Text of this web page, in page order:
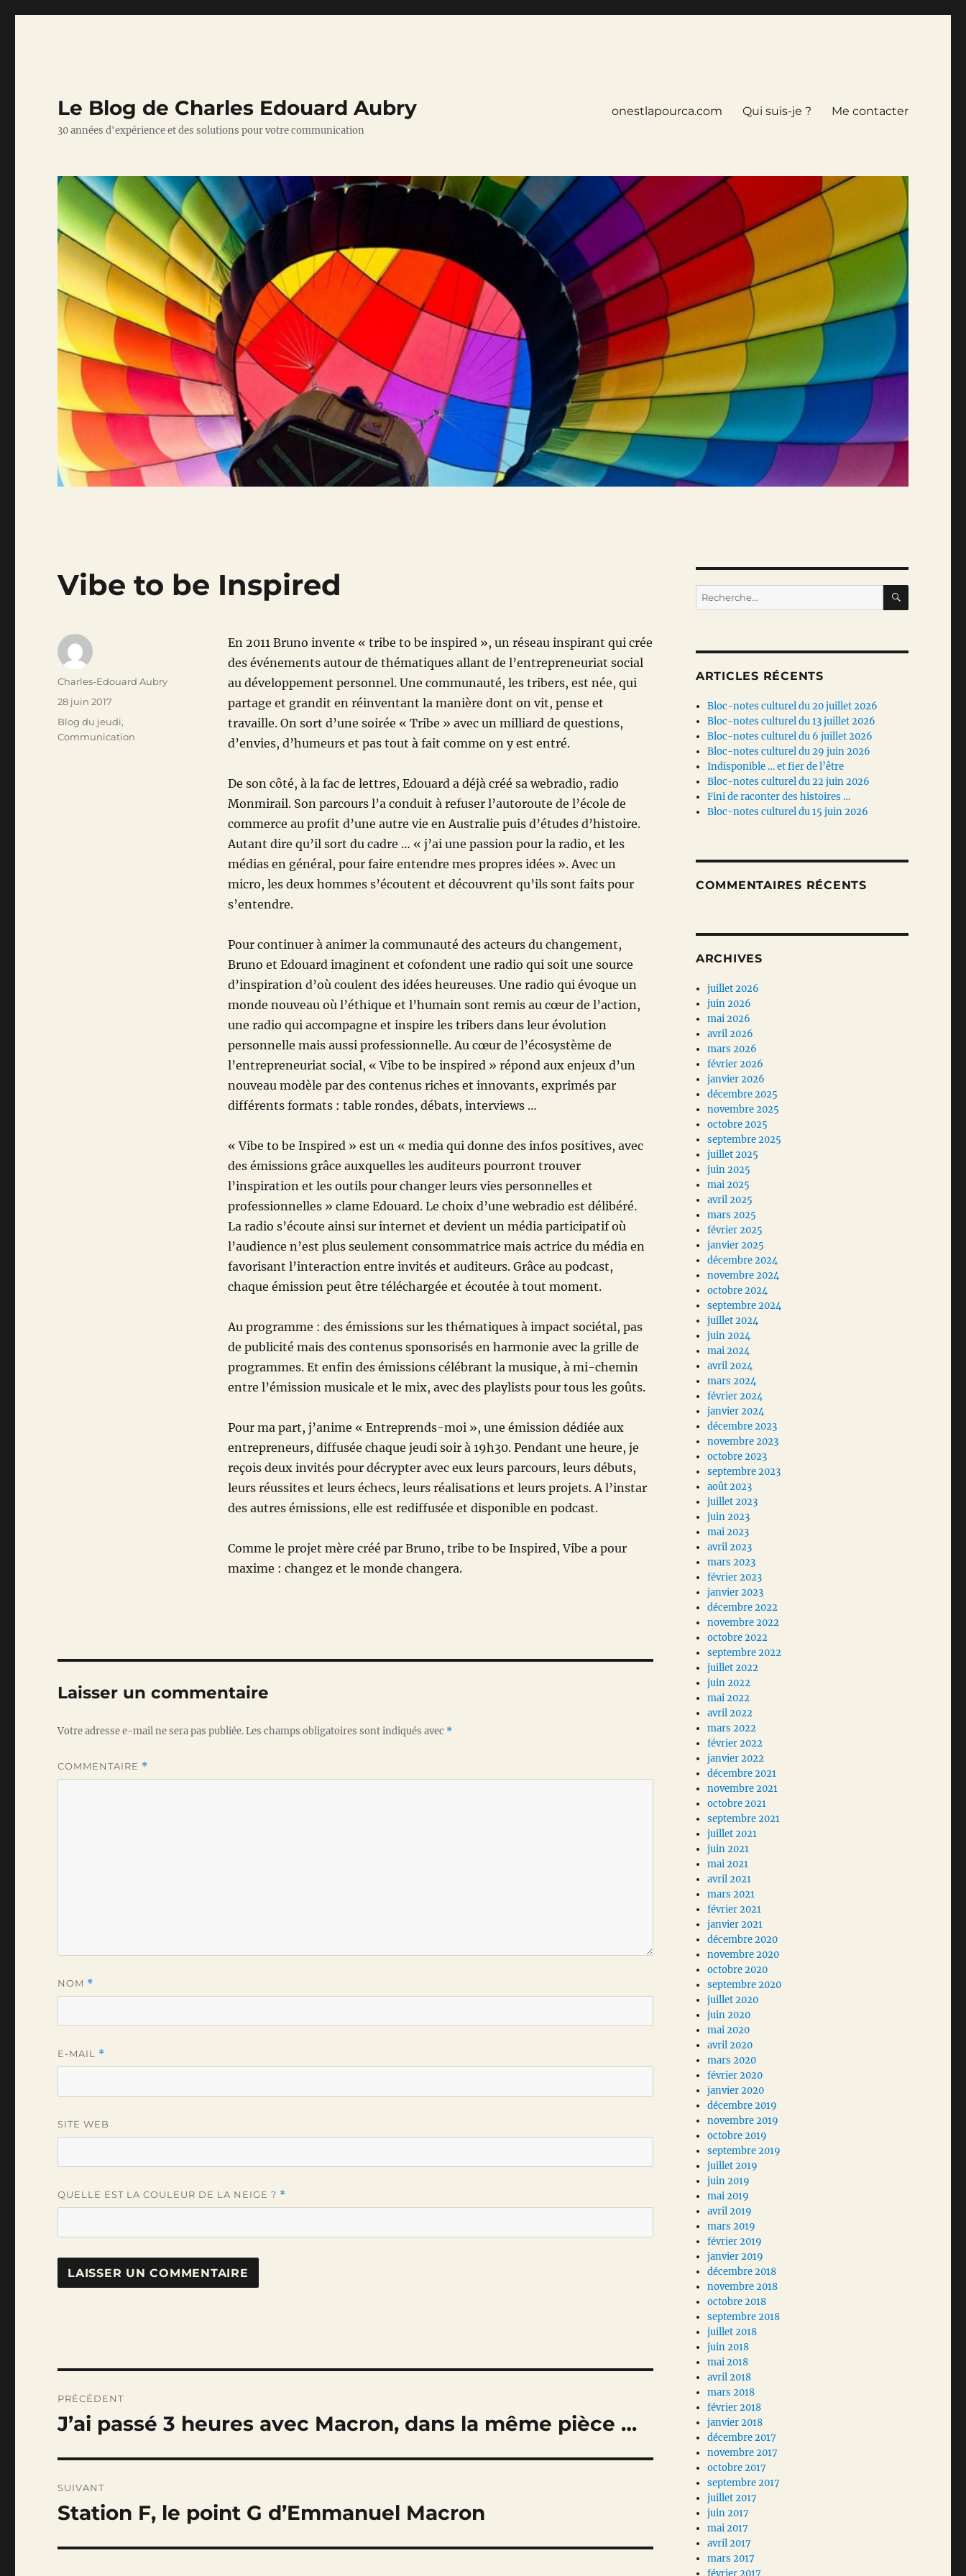
Le Blog de Charles Edouard Aubry
30 années d'expérience et des solutions pour votre communication
onestlapourca.com Qui suis-je ? Me contacter
Vibe to be Inspired
En 2011 Bruno invente « tribe to be inspired », un réseau inspirant qui crée
des événements autour de thématiques allant de l’entrepreneuriat social
au développement personnel. Une communauté, les tribers, est née, qui
partage et grandit en réinventant la manière dont on vit, pense et
travaille. On sort d’une soirée « Tribe » avec un milliard de questions,
d’envies, d’humeurs et pas tout à fait comme on y est entré.
De son côté, à la fac de lettres, Edouard a déjà créé sa webradio, radio
Monmirail. Son parcours l’a conduit à refuser l’autoroute de l’école de
commerce au profit d’une autre vie en Australie puis d’études d’histoire.
Autant dire qu’il sort du cadre … « j’ai une passion pour la radio, et les
médias en général, pour faire entendre mes propres idées ». Avec un
micro, les deux hommes s’écoutent et découvrent qu’ils sont faits pour
s’entendre.
Pour continuer à animer la communauté des acteurs du changement,
Bruno et Edouard imaginent et cofondent une radio qui soit une source
d’inspiration d’où coulent des idées heureuses. Une radio qui évoque un
monde nouveau où l’éthique et l’humain sont remis au cœur de l’action,
une radio qui accompagne et inspire les tribers dans leur évolution
personnelle mais aussi professionnelle. Au cœur de l’écosystème de
l’entrepreneuriat social, « Vibe to be inspired » répond aux enjeux d’un
nouveau modèle par des contenus riches et innovants, exprimés par
différents formats : table rondes, débats, interviews …
« Vibe to be Inspired » est un « media qui donne des infos positives, avec
des émissions grâce auxquelles les auditeurs pourront trouver
l’inspiration et les outils pour changer leurs vies personnelles et
professionnelles » clame Edouard. Le choix d’une webradio est délibéré.
La radio s’écoute ainsi sur internet et devient un média participatif où
l’audience n’est plus seulement consommatrice mais actrice du média en
favorisant l’interaction entre invités et auditeurs. Grâce au podcast,
chaque émission peut être téléchargée et écoutée à tout moment.
Au programme : des émissions sur les thématiques à impact sociétal, pas
de publicité mais des contenus sponsorisés en harmonie avec la grille de
programmes. Et enfin des émissions célébrant la musique, à mi-chemin
entre l’émission musicale et le mix, avec des playlists pour tous les goûts.
Pour ma part, j’anime « Entreprends-moi », une émission dédiée aux
entrepreneurs, diffusée chaque jeudi soir à 19h30. Pendant une heure, je
reçois deux invités pour décrypter avec eux leurs parcours, leurs débuts,
leurs réussites et leurs échecs, leurs réalisations et leurs projets. A l’instar
des autres émissions, elle est rediffusée et disponible en podcast.
Comme le projet mère créé par Bruno, tribe to be Inspired, Vibe a pour
maxime : changez et le monde changera.
Auteur
Charles-Edouard Aubry
Publié
le
28 juin 2017
Catégories
Blog du jeudi,
Communication
Laisser un commentaire
Votre adresse e-mail ne sera pas publiée.Les champs obligatoires sont indiqués avec *
COMMENTAIRE *
NOM *
E-MAIL *
SITE WEB
QUELLE EST LA COULEUR DE LA NEIGE ? *
de
PRÉCÉDENT
Publication
J’ai passé 3 heures avec Macron, dans la même pièce …
SUIVANT
Publication
Station F, le point G d’Emmanuel Macron
Recherche
pour :
ARTICLES RÉCENTS
Bloc-notes culturel du 20 juillet 2026
Bloc-notes culturel du 13 juillet 2026
Bloc-notes culturel du 6 juillet 2026
Bloc-notes culturel du 29 juin 2026
Indisponible … et fier de l’être
Bloc-notes culturel du 22 juin 2026
Fini de raconter des histoires …
Bloc-notes culturel du 15 juin 2026
COMMENTAIRES RÉCENTS
ARCHIVES
juillet 2026
juin 2026
mai 2026
avril 2026
mars 2026
février 2026
janvier 2026
décembre 2025
novembre 2025
octobre 2025
septembre 2025
juillet 2025
juin 2025
mai 2025
avril 2025
mars 2025
février 2025
janvier 2025
décembre 2024
novembre 2024
octobre 2024
septembre 2024
juillet 2024
juin 2024
mai 2024
avril 2024
mars 2024
février 2024
janvier 2024
décembre 2023
novembre 2023
octobre 2023
septembre 2023
août 2023
juillet 2023
juin 2023
mai 2023
avril 2023
mars 2023
février 2023
janvier 2023
décembre 2022
novembre 2022
octobre 2022
septembre 2022
juillet 2022
juin 2022
mai 2022
avril 2022
mars 2022
février 2022
janvier 2022
décembre 2021
novembre 2021
octobre 2021
septembre 2021
juillet 2021
juin 2021
mai 2021
avril 2021
mars 2021
février 2021
janvier 2021
décembre 2020
novembre 2020
octobre 2020
septembre 2020
juillet 2020
juin 2020
mai 2020
avril 2020
mars 2020
février 2020
janvier 2020
décembre 2019
novembre 2019
octobre 2019
septembre 2019
juillet 2019
juin 2019
mai 2019
avril 2019
mars 2019
février 2019
janvier 2019
décembre 2018
novembre 2018
octobre 2018
septembre 2018
juillet 2018
juin 2018
mai 2018
avril 2018
mars 2018
février 2018
janvier 2018
décembre 2017
novembre 2017
octobre 2017
septembre 2017
juillet 2017
juin 2017
mai 2017
avril 2017
mars 2017
février 2017